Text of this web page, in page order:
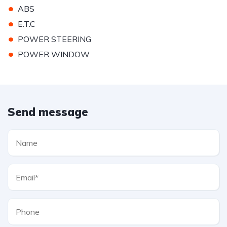
• ABS
• E.T.C
• POWER STEERING
• POWER WINDOW
Send message